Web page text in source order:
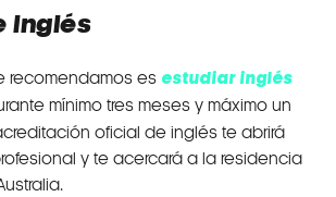
Inglés
recomendamos es estudiar inglés
mínimo tres meses y máximo un
oficial de inglés te abrirá
y te acercará a la residencia